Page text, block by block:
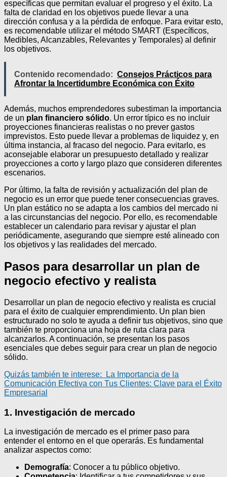
específicas que permitan evaluar el progreso y el éxito. La
falta de claridad en los objetivos puede llevar a una
dirección confusa y a la pérdida de enfoque. Para evitar esto,
es recomendable utilizar el método SMART (Específicos,
Medibles, Alcanzables, Relevantes y Temporales) al definir
los objetivos.
Contenido recomendado: Consejos Prácticos para
Afrontar la Incertidumbre Económica con Éxito
Además, muchos emprendedores subestiman la importancia
de un plan financiero sólido. Un error típico es no incluir
proyecciones financieras realistas o no prever gastos
imprevistos. Esto puede llevar a problemas de liquidez y, en
última instancia, al fracaso del negocio. Para evitarlo, es
aconsejable elaborar un presupuesto detallado y realizar
proyecciones a corto y largo plazo que consideren diferentes
escenarios.
Por último, la falta de revisión y actualización del plan de
negocio es un error que puede tener consecuencias graves.
Un plan estático no se adapta a los cambios del mercado ni
a las circunstancias del negocio. Por ello, es recomendable
establecer un calendario para revisar y ajustar el plan
periódicamente, asegurando que siempre esté alineado con
los objetivos y las realidades del mercado.
Pasos para desarrollar un plan de
negocio efectivo y realista
Desarrollar un plan de negocio efectivo y realista es crucial
para el éxito de cualquier emprendimiento. Un plan bien
estructurado no solo te ayuda a definir tus objetivos, sino que
también te proporciona una hoja de ruta clara para
alcanzarlos. A continuación, se presentan los pasos
esenciales que debes seguir para crear un plan de negocio
sólido.
Quizás también te interese:
La Importancia de la
Comunicación Efectiva con Tus Clientes: Clave para el Éxito
Empresarial
1. Investigación de mercado
La investigación de mercado es el primer paso para
entender el entorno en el que operarás. Es fundamental
analizar aspectos como:
Demografía: Conocer a tu público objetivo.